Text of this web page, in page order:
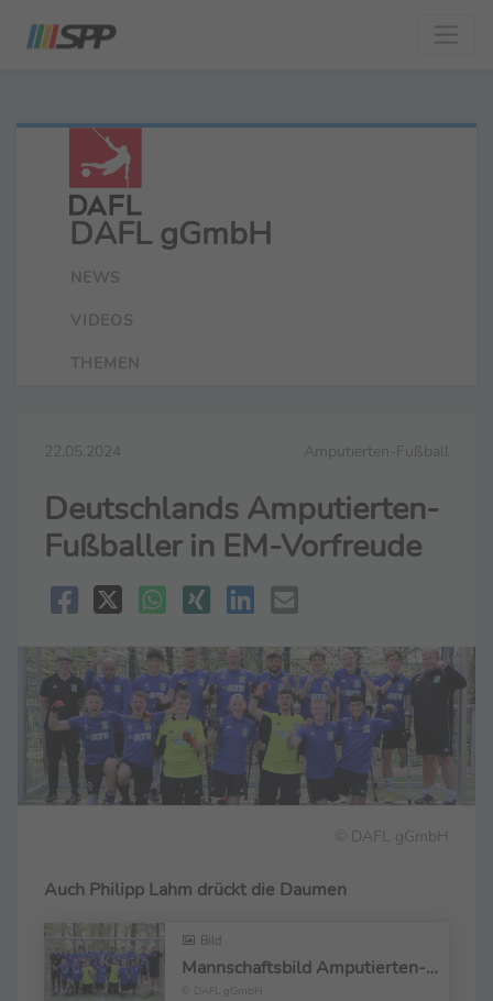
DAFL gGmbH
NEWS
VIDEOS
THEMEN
22.05.2024 Amputierten-Fußball
Deutschlands Amputierten-
Fußballer in EM-Vorfreude
© DAFL gGmbH
Auch Philipp Lahm drückt die Daumen
Bild
Mannschaftsbild Amputierten-Fußball-Nationalmannschaft 2024.JPG
© DAFL gGmbH